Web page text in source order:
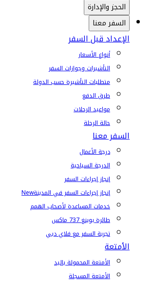
الحجز والإدارة
السفر معنا
الإعداد قبل السفر
أنواع الأسعار
التأشيرات وجوازات السفر
متطلبات التأشيرة حسب الدولة
طرق الدفع
مواعيد الرحلات
حالة الرحلة
السفر معنا
درجة الأعمال
الدرجة السياحية
إنجاز إجراءات السفر
إنجاز إجراءات السفر في المدينةNew
خدمات المساعدة لأصحاب الهمم
طائرة بوينغ 737 ماكس
تجربة السفر مع فلاي دبي
الأمتعة
الأمتعة المحمولة باليد
الأمتعة المسجلة